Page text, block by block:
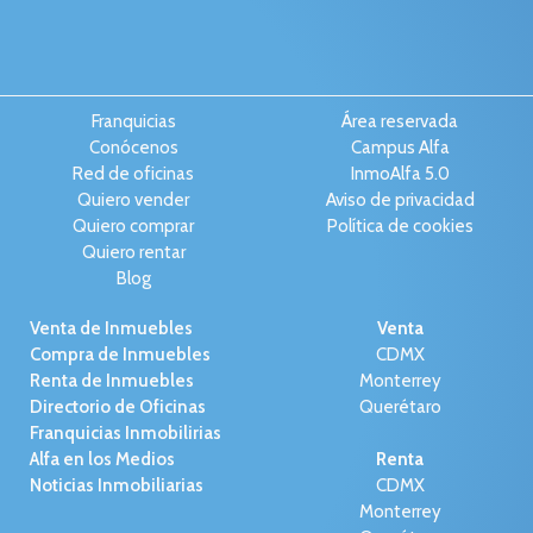
Franquicias
Conócenos
Red de oficinas
Quiero vender
Quiero comprar
Quiero rentar
Blog
Área reservada
Campus Alfa
InmoAlfa 5.0
Aviso de privacidad
Política de cookies
Venta de Inmuebles
Compra de Inmuebles
Renta de Inmuebles
Directorio de Oficinas
Franquicias Inmobilirias
Alfa en los Medios
Noticias Inmobiliarias
Venta
CDMX
Monterrey
Querétaro
Renta
CDMX
Monterrey